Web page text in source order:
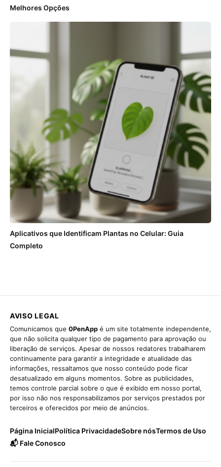
Melhores Opções
Aplicativos que Identificam Plantas no Celular: Guia
Completo
AVISO LEGAL
Comunicamos que 0PenApp é um site totalmente independente,
que não solicita qualquer tipo de pagamento para aprovação ou
liberação de serviços. Apesar de nossos redatores trabalharem
continuamente para garantir a integridade e atualidade das
informações, ressaltamos que nosso conteúdo pode ficar
desatualizado em alguns momentos. Sobre as publicidades,
temos controle parcial sobre o que é exibido em nosso portal,
por isso não nos responsabilizamos por serviços prestados por
terceiros e oferecidos por meio de anúncios.
Página InicialPolítica PrivacidadeSobre nósTermos de Uso
📬 Fale Conosco